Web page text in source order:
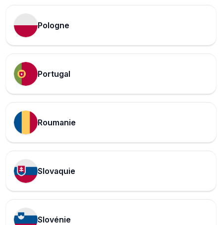
Pologne
Portugal
Roumanie
Slovaquie
Slovénie